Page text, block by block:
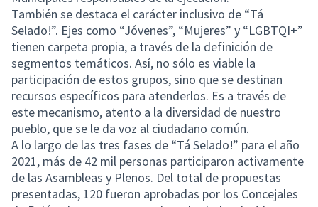
También se destaca el carácter inclusivo de “Tá
Selado!”. Ejes como “Jóvenes”, “Mujeres” y “LGBTQI+”
tienen carpeta propia, a través de la definición de
segmentos temáticos. Así, no sólo es viable la
participación de estos grupos, sino que se destinan
recursos específicos para atenderlos. Es a través de
este mecanismo, atento a la diversidad de nuestro
pueblo, que se le da voz al ciudadano común.
A lo largo de las tres fases de “Tá Selado!” para el año
2021, más de 42 mil personas participaron activamente
de las Asambleas y Plenos. Del total de propuestas
presentadas, 120 fueron aprobadas por los Concejales